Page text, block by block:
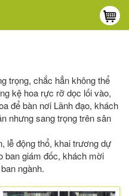
trọng, chắc hẳn không thể
kệ hoa rực rỡ dọc lối vào,
để bàn nơi Lãnh đạo, khách
nhưng sang trọng trên sân
lễ động thổ, khai trương dự
ban giám đốc, khách mời
ngành.